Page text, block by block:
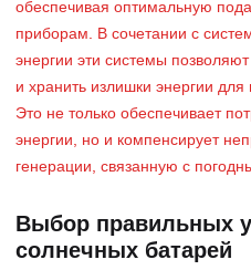
обеспечивая оптимальную
приборам. В сочетании с
энергии эти системы
и хранить излишки энергии
Это не только обеспечивает
энергии, но и компенсирует
генерации, связанную с
Выбор правильных
солнечных батарей